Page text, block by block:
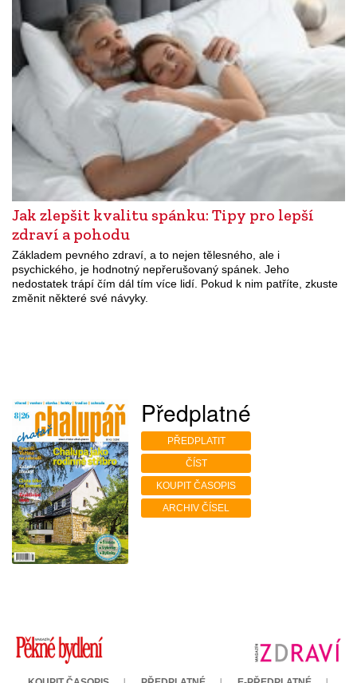
Jak zlepšit kvalitu spánku: Tipy pro lepší
zdraví a pohodu
Základem pevného zdraví, a to nejen tělesného, ale i
psychického, je hodnotný nepřerušovaný spánek. Jeho
nedostatek trápí čím dál tím více lidí. Pokud k nim patříte, zkuste
změnit některé své návyky.
Předplatné
PŘEDPLATIT
ČÍST
KOUPIT ČASOPIS
ARCHIV ČÍSEL